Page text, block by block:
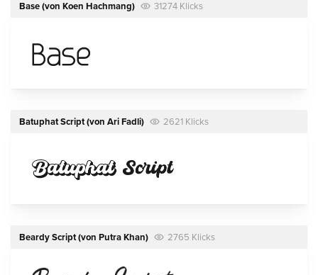
Base(von Koen Hachmang) 31274 Klicks
Batuphat Script(von Ari Fadli) 2621 Klicks
Beardy Script(von Putra Khan) 2765 Klicks